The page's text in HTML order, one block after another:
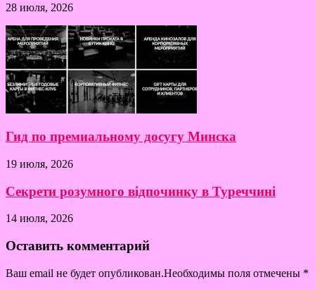
28 июля, 2026
Гид по премиальному досугу Минска
19 июля, 2026
Секрети розумного відпочинку в Туреччині
14 июля, 2026
Оставить комментарий
Ваш email не будет опубликован.Необходимы поля отмечены *